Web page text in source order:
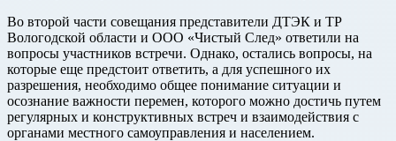
Во второй части совещания представители ДТЭК и ТР
Вологодской области и ООО «Чистый След» ответили на
вопросы участников встречи. Однако, остались вопросы, на
которые еще предстоит ответить, а для успешного их
разрешения, необходимо общее понимание ситуации и
осознание важности перемен, которого можно достичь путем
регулярных и конструктивных встреч и взаимодействия с
органами местного самоуправления и населением.